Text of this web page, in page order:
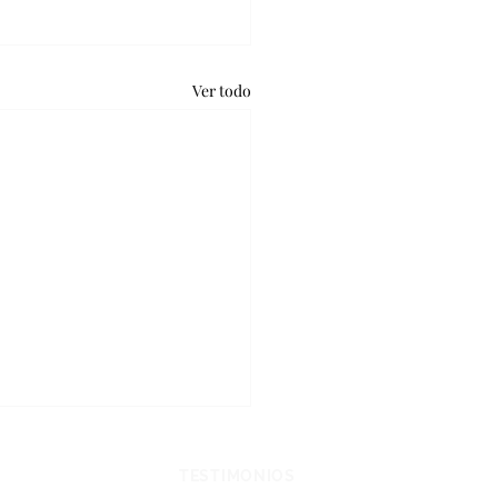
Ver todo